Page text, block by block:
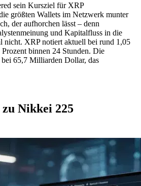
sein Kursziel für XRP
größten Wallets im Netzwerk munter
der aufhorchen lässt – denn
und Kapitalfluss in die
nicht. XRP notiert aktuell bei rund 1,05
binnen 24 Stunden. Die
65,7 Milliarden Dollar, das
Nikkei 225